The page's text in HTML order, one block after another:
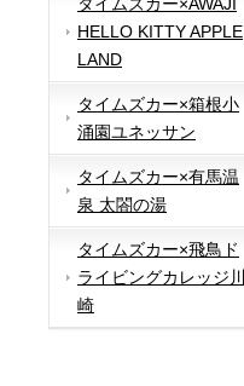
タイムズカー×AWAJI
HELLO KITTY APPLE
LAND
タイムズカー×箱根小
涌園ユネッサン
タイムズカー×有馬温
泉 太閤の湯
タイムズカー×飛鳥ド
ライビングカレッジ川
崎